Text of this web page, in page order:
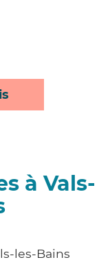
à Vals-
les-Bains